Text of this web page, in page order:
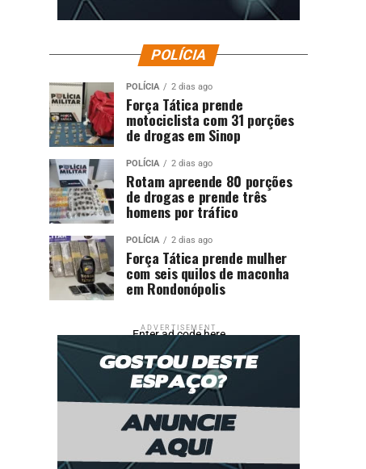
POLÍCIA
POLÍCIA 2 dias ago
Força Tática prende
motociclista com 31 porções
de drogas em Sinop
POLÍCIA 2 dias ago
Rotam apreende 80 porções
de drogas e prende três
homens por tráfico
POLÍCIA 2 dias ago
Força Tática prende mulher
com seis quilos de maconha
em Rondonópolis
ADVERTISEMENT
Enter ad code here